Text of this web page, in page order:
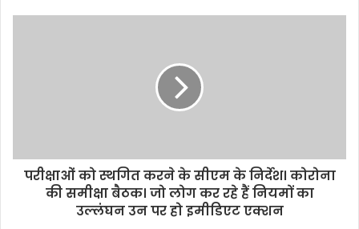
परीक्षाओं को स्थगित करने के सीएम के निर्देश। कोरोना
की समीक्षा बैठक। जो लोग कर रहे हैं नियमों का
उल्लंघन उन पर हो इमीडिएट एक्शन